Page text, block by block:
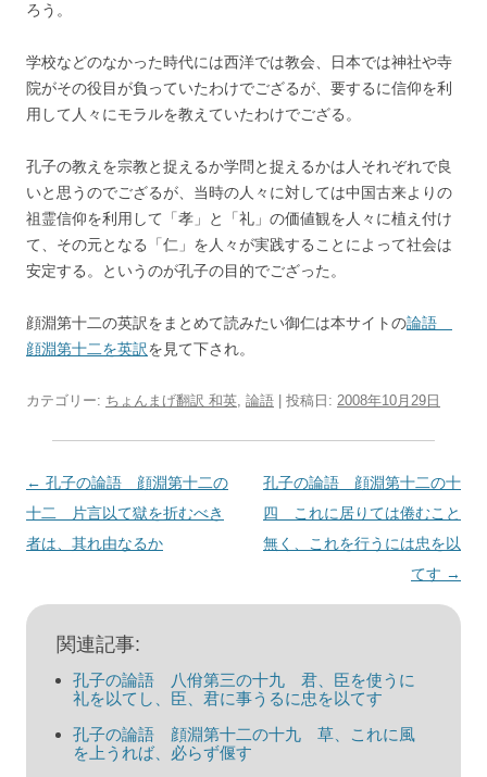
ろう。
学校などのなかった時代には西洋では教会、日本では神社や寺
院がその役目が負っていたわけでござるが、要するに信仰を利
用して人々にモラルを教えていたわけでござる。
孔子の教えを宗教と捉えるか学問と捉えるかは人それぞれで良
いと思うのでござるが、当時の人々に対しては中国古来よりの
祖霊信仰を利用して「孝」と「礼」の価値観を人々に植え付け
て、その元となる「仁」を人々が実践することによって社会は
安定する。というのが孔子の目的でござった。
顔淵第十二の英訳をまとめて読みたい御仁は本サイトの論語
顔淵第十二を英訳を見て下され。
カテゴリー: ちょんまげ翻訳 和英, 論語 | 投稿日: 2008年10月29日
投
稿
ナ
ゲ
← 孔子の論語 顔淵第十二の
十二 片言以て獄を折むべき
者は、其れ由なるか
孔子の論語 顔淵第十二の十
四 これに居りては倦むこと
無く、これを行うには忠を以
てす →
関連記事:
孔子の論語 八佾第三の十九 君、臣を使うに
礼を以てし、臣、君に事うるに忠を以てす
孔子の論語 顔淵第十二の十九 草、これに風
を上うれば、必らず偃す